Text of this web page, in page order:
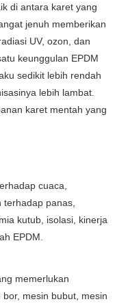
di antara karet yang
jenuh memberikan
UV, ozon, dan
keunggulan EPDM
sedikit lebih rendah
lebih lambat.
karet mentah yang
cuaca,
panas,
kutub, isolasi, kinerja
EPDM.
memerlukan
mesin bubut, mesin